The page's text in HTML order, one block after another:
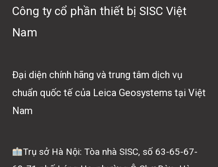
Công ty cổ phần thiết bị SISC Việt
Nam
Đại diện chính hãng và trung tâm dịch vụ
chuẩn quốc tế của Leica Geosystems tại Việt
Nam
Trụ sở Hà Nội: Tòa nhà SISC, số 63-65-67-